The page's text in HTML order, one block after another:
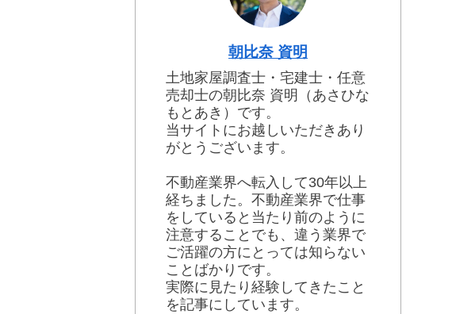
朝比奈 資明
土地家屋調査士・宅建士・任意
売却士の朝比奈 資明（あさひな
もとあき）です。
当サイトにお越しいただきあり
がとうございます。
不動産業界へ転入して30年以上
経ちました。不動産業界で仕事
をしていると当たり前のように
注意することでも、違う業界で
ご活躍の方にとっては知らない
ことばかりです。
実際に見たり経験してきたこと
を記事にしています。